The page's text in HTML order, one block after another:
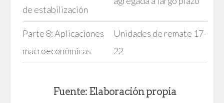
de estabilización
Parte 8: Aplicaciones
macroeconómicas
Unidades de remate 17-
22
Fuente: Elaboración propia